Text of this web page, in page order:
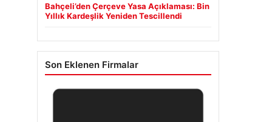
Bahçeli’den Çerçeve Yasa Açıklaması: Bin
Yıllık Kardeşlik Yeniden Tescillendi
Son Eklenen Firmalar